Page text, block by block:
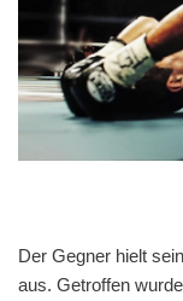
Der Gegner hielt
aus. Getroffen